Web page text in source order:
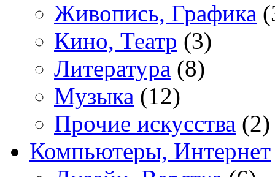
Живопись, Графика
Кино, Театр (3)
Литература (8)
Музыка (12)
Прочие искусства (2)
Компьютеры, Интернет